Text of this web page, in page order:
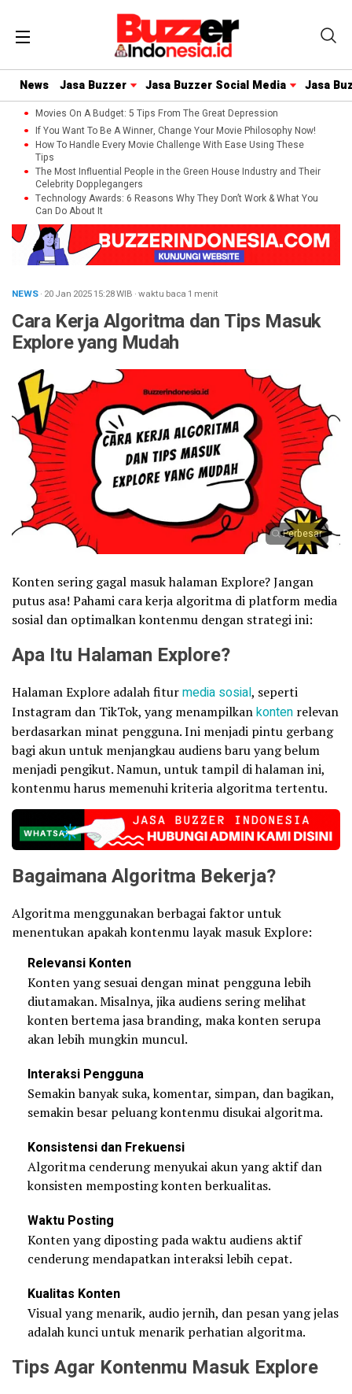
News Jasa Buzzer Jasa Buzzer Social Media Jasa
Movies On A Budget: 5 Tips From The Great Depression
If You Want To Be A Winner, Change Your Movie Philosophy Now!
How To Handle Every Movie Challenge With Ease Using These
Tips
The Most Influential People in the Green House Industry and Their
Celebrity Dopplegangers
Technology Awards: 6 Reasons Why They Don’t Work & What You
Can Do About It
NEWS· 20 Jan 202515:28WIB ·waktu baca 1 menit
Cara Kerja Algoritma dan Tips Masuk
Explore yang Mudah
Perbesar
Konten sering gagal masuk halaman Explore? Jangan
putus asa! Pahami cara kerja algoritma di platform media
sosial dan optimalkan kontenmu dengan strategi ini:
Apa Itu Halaman Explore?
Halaman Explore adalah fiturmedia sosial, seperti
Instagram dan TikTok, yang menampilkankonten relevan
berdasarkan minat pengguna. Ini menjadi pintu gerbang
bagi akun untuk menjangkau audiens baru yang belum
menjadi pengikut. Namun, untuk tampil di halaman ini,
kontenmu harus memenuhi kriteria algoritma tertentu.
Bagaimana Algoritma Bekerja?
Algoritma menggunakan berbagai faktor untuk
menentukan apakah kontenmu layak masuk Explore:
Relevansi Konten
Konten yang sesuai dengan minat pengguna lebih
diutamakan. Misalnya, jika audiens sering melihat
konten bertema jasa branding, maka konten serupa
akan lebih mungkin muncul.
Interaksi Pengguna
Semakin banyak suka, komentar, simpan, dan bagikan,
semakin besar peluang kontenmu disukai algoritma.
Konsistensi dan Frekuensi
Algoritma cenderung menyukai akun yang aktif dan
konsisten memposting konten berkualitas.
Waktu Posting
Konten yang diposting pada waktu audiens aktif
cenderung mendapatkan interaksi lebih cepat.
Kualitas Konten
Visual yang menarik, audio jernih, dan pesan yang jelas
adalah kunci untuk menarik perhatian algoritma.
Tips Agar Kontenmu Masuk Explore